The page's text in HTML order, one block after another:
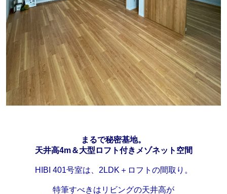
まるで秘密基地。
天井高4m＆大型ロフト付きメゾネット空間
HIBI 401号室は、2LDK＋ロフトの間取り。
特筆すべきはリビングの天井高が